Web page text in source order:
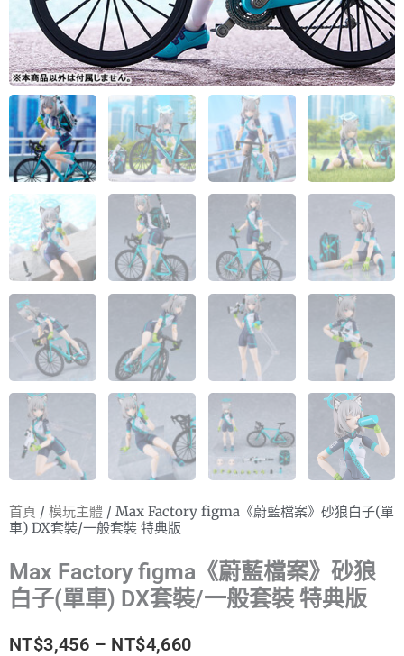
首頁 / 模玩主體 / Max Factory figma《蔚藍檔案》砂狼白子(單
車) DX套裝/一般套裝 特典版
Max Factory figma《蔚藍檔案》砂狼
白子(單車) DX套裝/一般套裝 特典版
NT$3,456 – NT$4,660價